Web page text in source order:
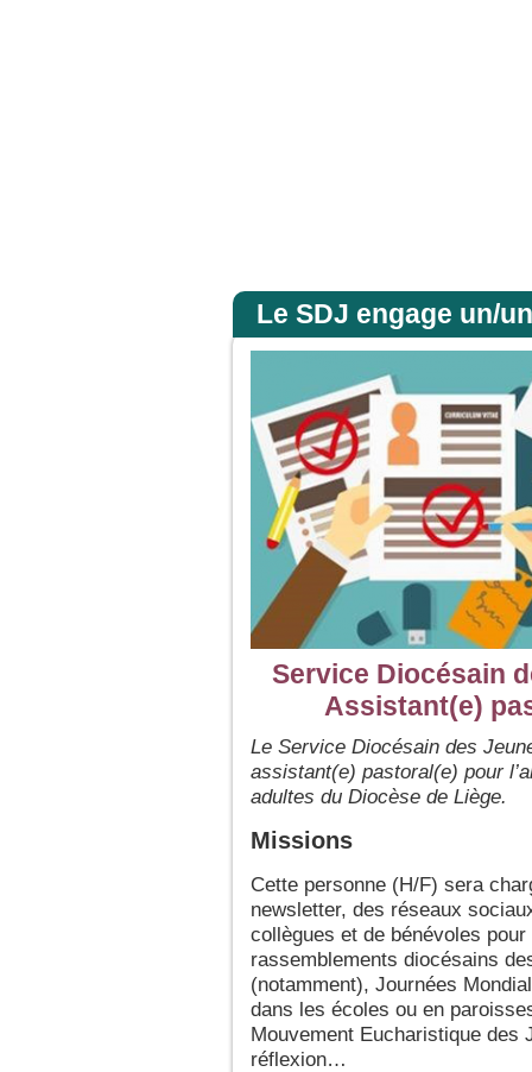
Le SDJ engage un/
Service Diocésain
Assistant(e)
Le Service Diocésain des
assistant(e) pastoral(e) pour
adultes du Diocèse de Liège.
Missions
Cette personne (H/F) sera
newsletter, des réseaux
collègues et de bénévoles
rassemblements diocésains
(notamment), Journées
dans les écoles ou en
Mouvement Eucharistique
réflexion…